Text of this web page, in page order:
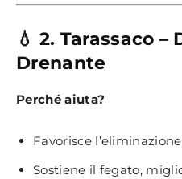
💧 2. Tarassaco
Drenante
Perché aiuta?
Favorisce
Sostiene il fegato,